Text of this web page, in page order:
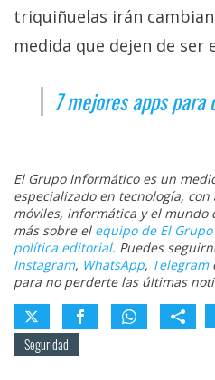
triquiñuelas irán
medida que dejen de ser
7 mejores apps para
El Grupo Informático es un
especializado en tecnología,
móviles, informática y el mundo
más sobre el equipo de El
política editorial. Puedes
Instagram, WhatsApp, Telegram
para no perderte las últimas
Seguridad